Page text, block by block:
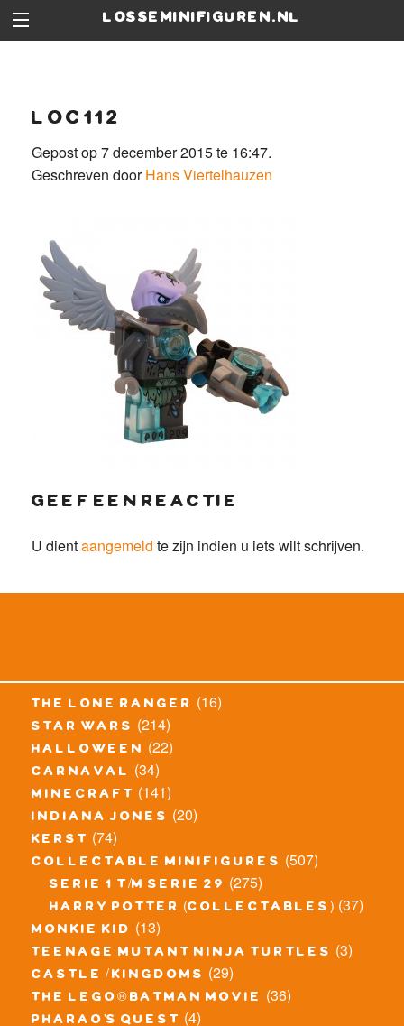
losseminifiguren.nl
loc112
Gepost op 7 december 2015 te 16:47.
Geschreven doorHans Viertelhauzen
geef een reactie
U dientaangemeld te zijn indien u iets wilt schrijven.
the lone ranger (16)
star wars (214)
halloween (22)
carnaval (34)
minecraft (141)
indiana jones (20)
kerst (74)
collectable minifigures (507)
serie 1 t/m serie 29 (275)
harry potter (collectables) (37)
monkie kid (13)
teenage mutant ninja turtles (3)
castle / kingdoms (29)
the lego® batman movie (36)
pharao's quest (4)